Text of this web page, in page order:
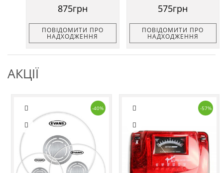
875грн
ПОВІДОМИТИ ПРО
НАДХОДЖЕННЯ
575грн
ПОВІДОМИТИ ПРО
НАДХОДЖЕННЯ
АКЦІЇ
-40% -57%